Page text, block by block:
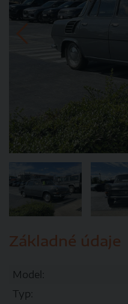
Základné údaje
Model:
Typ: